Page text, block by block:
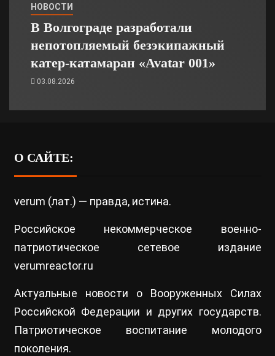
НОВОСТИ
В Волгограде разработали
непотопляемый безэкипажный
катер-катамаран «Avatar 001»
03.08.2026
О САЙТЕ:
verum (лат.) — правда, истина.
Российское некоммерческое военно-
патриотическое сетевое издание
verumreactor.ru
Актуальные новости о Вооруженных Силах
Российской Федерации и других государств.
Патриотическое воспитание молодого
поколения.